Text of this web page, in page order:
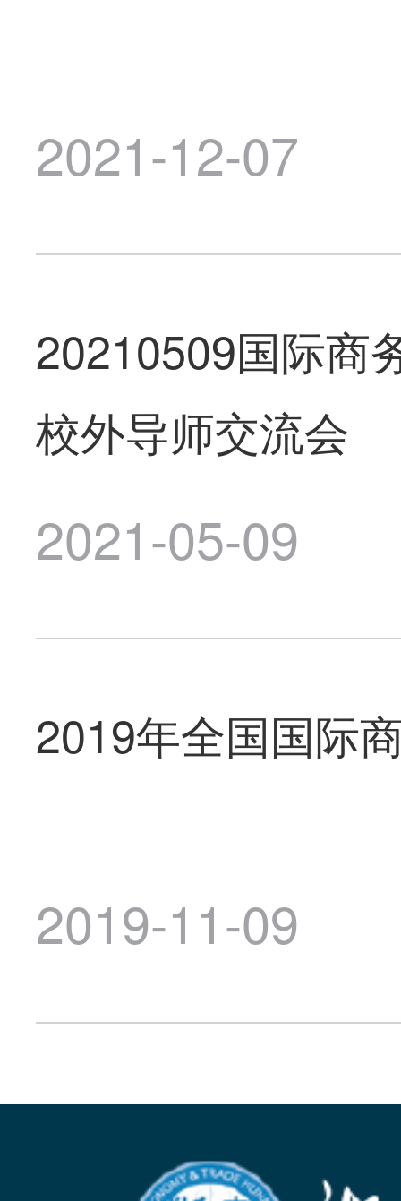
2021-12-07
20210509国际商
校外导师交流会
2021-05-09
2019年全国国际
2019-11-09